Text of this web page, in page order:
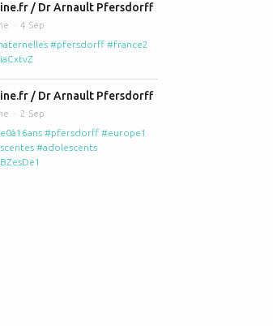
/ Dr Arnault Pfersdorff
4 Sep
#pfersdorff #france2
/ Dr Arnault Pfersdorff
2 Sep
#pfersdorff #europe1
#adolescents